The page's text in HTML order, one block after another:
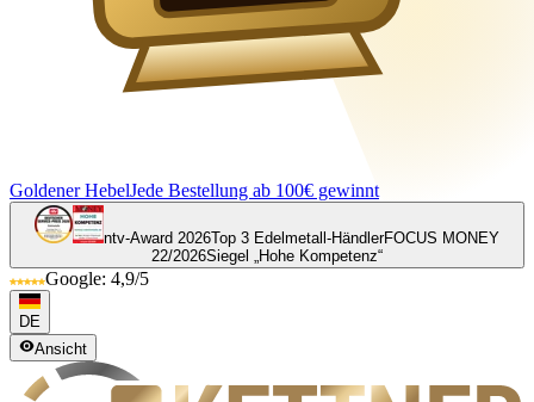
Goldener HebelJede Bestellung ab 100€ gewinnt
ntv-Award 2026Top 3 Edelmetall-HändlerFOCUS MONEY
22/2026Siegel „Hohe Kompetenz“
Google: 4,9/5
DE
Ansicht